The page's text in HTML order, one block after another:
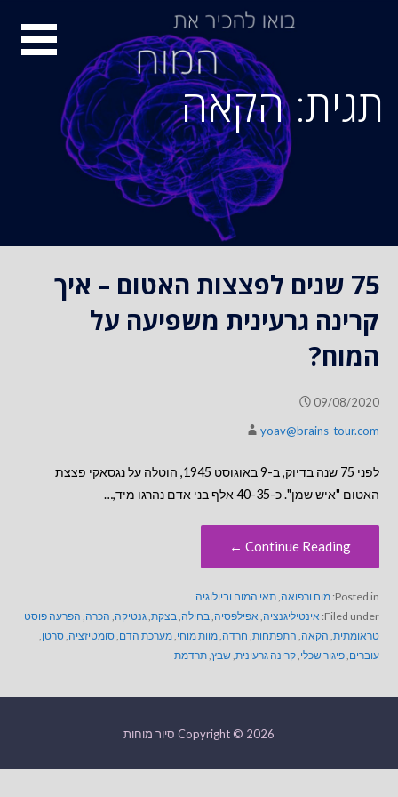
תגית: הקאה
75 שנים לפצצות האטום – איך
קרינה גרעינית משפיעה על
המוח?
09/08/2020
yoav@brains-tour.com
לפני 75 שנה בדיוק, ב-9 באוגוסט 1945, הוטלה על נגסאקי פצצת
האטום "איש שמן". כ-40-35 אלף בני אדם נהרגו מיד,…
Continue Reading ←
Posted in: מוח ורפואה,תאי המוח וביולוגיה
Filed under: אינטיליגנציה, אפילפסיה,בחילה,בצקת,גנטיקה, הכרה, הפרעה פוסט
טראומתית, הקאה, התפתחות, חרדה,מוות מוחי,מערכת הדם,סומטיזציה,סרטן,
עוברים,פיגור שכלי,קרינה גרעינית,שבץ,תרדמת
Copyright © 2026 סיור מוחות